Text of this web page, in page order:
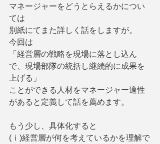
マネージャーをどうとらえるかについ
ては
別紙にてまた詳しく話をしますが。
今回は
「経営層の戦略を現場に落とし込ん
で、現場部隊の統括し継続的に成果を
上げる」
ことができる人材をマネージャー適性
があると定義して話を薦めます。
もう少し、具体化すると
(ⅰ)経営層が何を考えているかを理解で